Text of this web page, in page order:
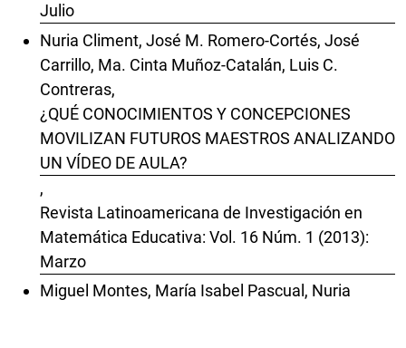
Julio
Nuria Climent, José M. Romero-Cortés, José
Carrillo, Ma. Cinta Muñoz-Catalán, Luis C.
Contreras,
¿QUÉ CONOCIMIENTOS Y CONCEPCIONES
MOVILIZAN FUTUROS MAESTROS ANALIZANDO
UN VÍDEO DE AULA?
,
Revista Latinoamericana de Investigación en
Matemática Educativa: Vol. 16 Núm. 1 (2013):
Marzo
Miguel Montes, María Isabel Pascual, Nuria